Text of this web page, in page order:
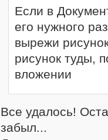
Если в
его нужного
вырежи
рисунок туды,
вложении
Все удалось!
забыл...